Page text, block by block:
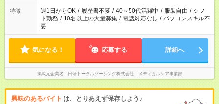
特徴 週1日からOK / 履歴書不要 / 40～50代活躍中 / 服装自由 / シフ
ト勤務 / 10名以上の大量募集 / 電話対応なし / パソコンスキル不
要
気になる！ 応募する 詳細へ
掲載元企業名 日研トータルソーシング株式会社 メディカルケア事業部
興味のあるバイト は、とりあえず保存しよう♪